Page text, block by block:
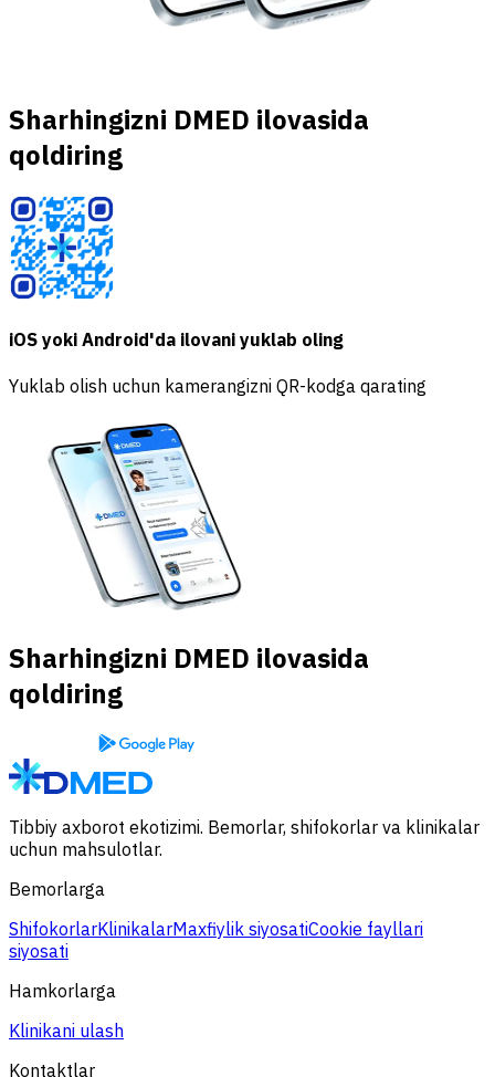
Sharhingizni DMED ilovasida
qoldiring
iOS yoki Android'da ilovani yuklab oling
Yuklab olish uchun kamerangizni QR-kodga qarating
Sharhingizni DMED ilovasida
qoldiring
Tibbiy axborot ekotizimi. Bemorlar, shifokorlar va klinikalar
uchun mahsulotlar.
Bemorlarga
ShifokorlarKlinikalarMaxfiylik siyosatiCookie fayllari
siyosati
Hamkorlarga
Klinikani ulash
Kontaktlar